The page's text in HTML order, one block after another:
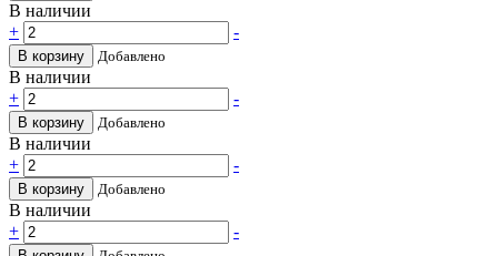
В наличии
+
-
В корзину Добавлено
В наличии
+
-
В корзину Добавлено
В наличии
+
-
В корзину Добавлено
В наличии
+
-